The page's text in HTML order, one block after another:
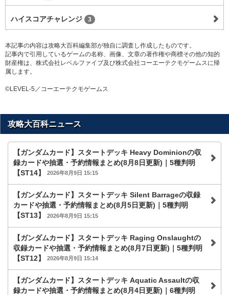
ハイスコアチャレンジ 3
本記事の内容は攻略大百科編集部が独自に調査し作成したものです。
記事内で引用しているゲームの名称、画像、文章の著作権や商標その他の知的
財産権は、株式会社レベルファイブ及び株式会社コーエーテクモゲームスに帰
属します。
©LEVEL-5／コーエーテクモゲームス
攻略大百科ニュース
【ガンダムカード】スタートデッキ Heavy Dominionの収
録カードや抽選・予約情報まとめ(8月8日更新)｜5種判明
【ST14】
2026年8月9日 15:15
【ガンダムカード】スタートデッキ Silent Barrageの収録
カードや抽選・予約情報まとめ(8月5日更新)｜5種判明
【ST13】
2026年8月9日 15:15
【ガンダムカード】スタートデッキ Raging Onslaughtの
収録カードや抽選・予約情報まとめ(8月7日更新)｜5種判明
【ST12】
2026年8月9日 15:14
【ガンダムカード】スタートデッキ Aquatic Assaultの収
録カードや抽選・予約情報まとめ(8月4日更新)｜6種判明